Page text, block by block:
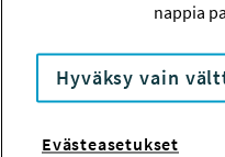
TULOKSET
15.9.2013
nappia
Hyväksy vain
Evästeasetukset